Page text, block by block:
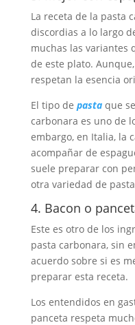
La receta de la pasta
discordias a lo largo
muchas las variantes
de este plato.
respetan la esencia
El tipo de pastaque
carbonara es uno de
embargo, en Italia, la
acompañar de
suele preparar con
otra variedad de
4. Bacon o
Este es otro de los
pasta carbonara, sin
acuerdo sobre si es
preparar esta receta.
Los entendidos en
panceta respeta